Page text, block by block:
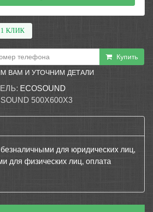
КЛИК
Купить
ВАМ И УТОЧНИМ ДЕТАЛИ
ECOSOUND
500Х600Х3
для юридических лиц,
для физических лиц, оплата